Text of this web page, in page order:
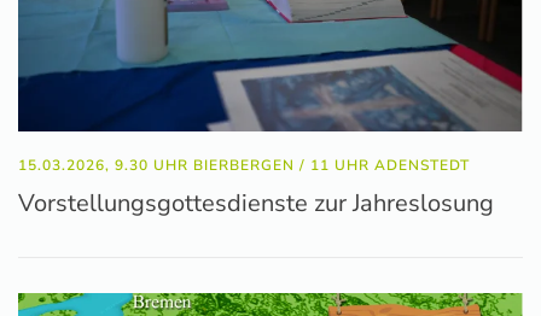
15.03.2026, 9.30 UHR BIERBERGEN / 11 UHR ADENSTEDT
Vorstellungsgottesdienste zur Jahreslosung